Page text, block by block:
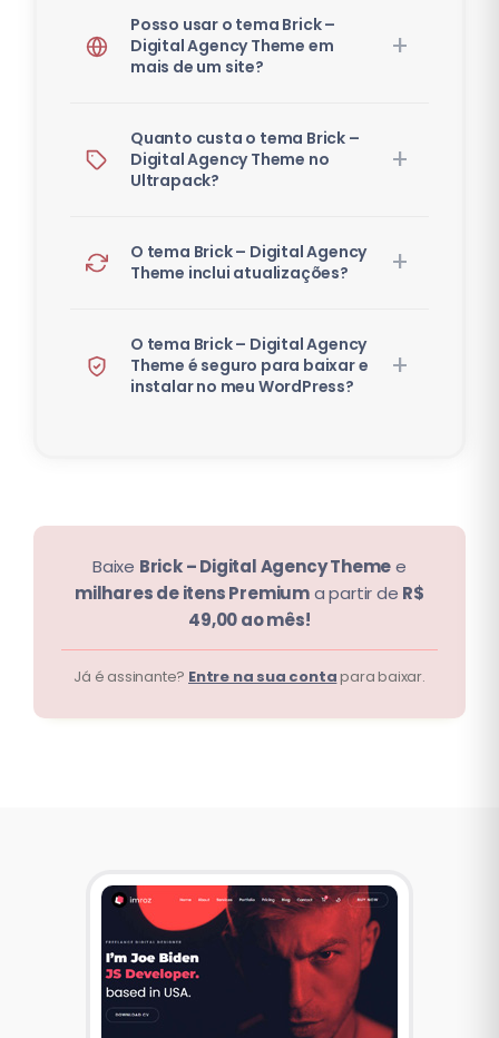
Posso usar o tema Brick –
Digital Agency Theme em
mais de um site?
Quanto custa o tema Brick –
Digital Agency Theme no
Ultrapack?
O tema Brick – Digital Agency
Theme inclui atualizações?
O tema Brick – Digital Agency
Theme é seguro para baixar e
instalar no meu WordPress?
Baixe Brick – Digital Agency Themee
milhares de itens Premiuma partir de R$
49,00 ao mês!
Já é assinante? Entre na sua contapara baixar.